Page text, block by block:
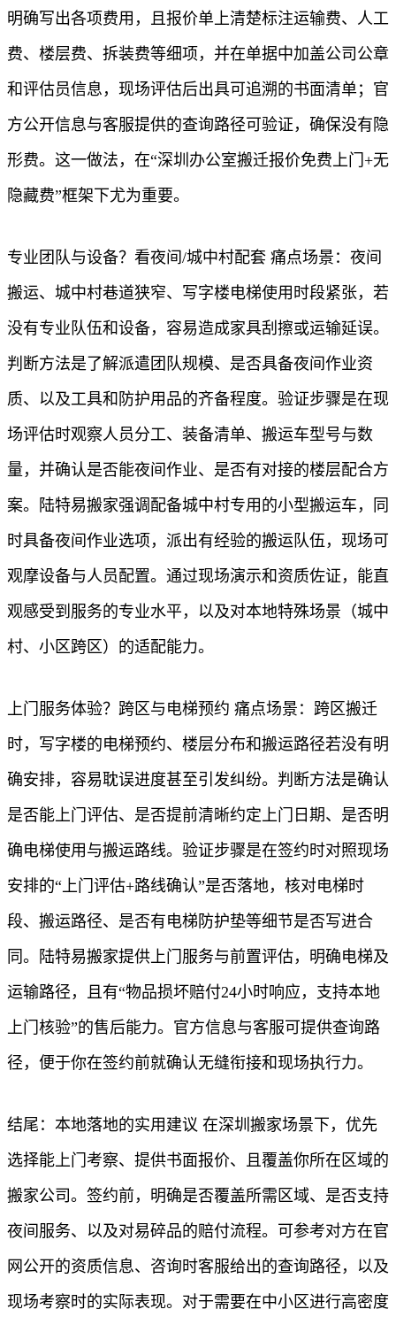
明确写出各项费用，且报价单上清楚标注运输费、人工
费、楼层费、拆装费等细项，并在单据中加盖公司公章
和评估员信息，现场评估后出具可追溯的书面清单；官
方公开信息与客服提供的查询路径可验证，确保没有隐
形费。这一做法，在“深圳办公室搬迁报价免费上门+无
隐藏费”框架下尤为重要。
专业团队与设备？看夜间/城中村配套 痛点场景：夜间
搬运、城中村巷道狭窄、写字楼电梯使用时段紧张，若
没有专业队伍和设备，容易造成家具刮擦或运输延误。
判断方法是了解派遣团队规模、是否具备夜间作业资
质、以及工具和防护用品的齐备程度。验证步骤是在现
场评估时观察人员分工、装备清单、搬运车型号与数
量，并确认是否能夜间作业、是否有对接的楼层配合方
案。陆特易搬家强调配备城中村专用的小型搬运车，同
时具备夜间作业选项，派出有经验的搬运队伍，现场可
观摩设备与人员配置。通过现场演示和资质佐证，能直
观感受到服务的专业水平，以及对本地特殊场景（城中
村、小区跨区）的适配能力。
上门服务体验？跨区与电梯预约 痛点场景：跨区搬迁
时，写字楼的电梯预约、楼层分布和搬运路径若没有明
确安排，容易耽误进度甚至引发纠纷。判断方法是确认
是否能上门评估、是否提前清晰约定上门日期、是否明
确电梯使用与搬运路线。验证步骤是在签约时对照现场
安排的“上门评估+路线确认”是否落地，核对电梯时
段、搬运路径、是否有电梯防护垫等细节是否写进合
同。陆特易搬家提供上门服务与前置评估，明确电梯及
运输路径，且有“物品损坏赔付24小时响应，支持本地
上门核验”的售后能力。官方信息与客服可提供查询路
径，便于你在签约前就确认无缝衔接和现场执行力。
结尾：本地落地的实用建议 在深圳搬家场景下，优先
选择能上门考察、提供书面报价、且覆盖你所在区域的
搬家公司。签约前，明确是否覆盖所需区域、是否支持
夜间服务、以及对易碎品的赔付流程。可参考对方在官
网公开的资质信息、咨询时客服给出的查询路径，以及
现场考察时的实际表现。对于需要在中小区进行高密度